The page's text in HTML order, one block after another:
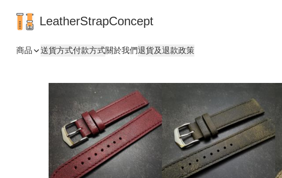
LeatherStrapConcept
商品 送貨方式付款方式關於我們退貨及退款政策